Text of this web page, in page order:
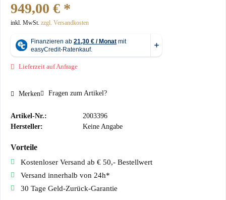
949,00 € *
inkl. MwSt. zzgl. Versandkosten
Lieferzeit auf Anfrage
Merken Fragen zum Artikel?
Artikel-Nr.:
2003396
Hersteller:
Keine Angabe
Vorteile
Kostenloser Versand ab € 50,- Bestellwert
Versand innerhalb von 24h*
30 Tage Geld-Zurück-Garantie